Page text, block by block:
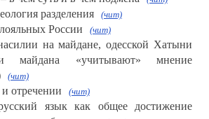
разделения (чит)
России (чит)
на майдане, одесской Хатыни
майдана «учитывают» мнение
(чит)
отречении (чит)
язык как общее достижение